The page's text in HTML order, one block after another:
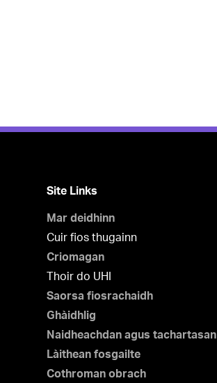
Site Links
Mar deidhinn
Cuir fios thugainn
Criomagan
Thoir do UHI
Saorsa fiosrachaidh
Ghàidhlig
Naidheachdan agus tachartasan
Làithean fosgailte
Cothroman obrach